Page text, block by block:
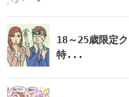
18～25歳限定
特...